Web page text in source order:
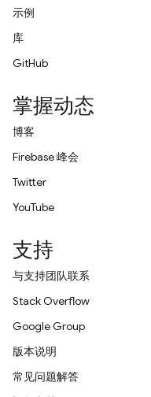
示例
库
GitHub
掌握动态
博客
Firebase 峰会
Twitter
YouTube
支持
与支持团队联系
Stack Overflow
Google Group
版本说明
常见问题解答